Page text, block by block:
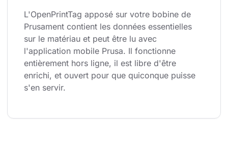
L'OpenPrintTag apposé sur votre bobine de
Prusament contient les données essentielles
sur le matériau et peut être lu avec
l'application mobile Prusa. Il fonctionne
entièrement hors ligne, il est libre d'être
enrichi, et ouvert pour que quiconque puisse
s'en servir.